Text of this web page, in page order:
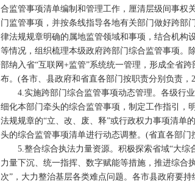
合监管事项清单编制和管理工作，厘清层级间事权
门监管事项，并按条线指导各地有关部门做好跨部
律法规规章明确的属地监管领域和事项，结合机构
等情况，组织梳理本级政府跨部门综合监管事项。
部纳入省“互联网+监管”系统统一管理，形成全省
布。(各市、县政府和省直各部门按职责分别负责，
4.实施跨部门综合监管事项动态管理。各级行业
细化本部门牵头的综合监管事项，制定工作指引，
法规规章的“立、改、废、释”或行政权力事项清单
头的综合监管事项清单进行动态调整。(省直各部门
5.整合综合执法力量资源。积极探索省域“大综
力量下沉、统一指挥、数字赋能等措施，推进综合
次”，大力整治基层各类难点问题。各市县政府要